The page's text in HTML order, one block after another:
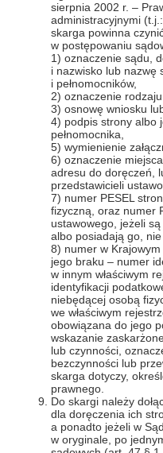
sierpnia 2002 r. –
administracyjnymi
skarga powinna
w postępowaniu
1) oznaczenie sądu,
i nazwisko lub nazwę
i pełnomocników,
2) oznaczenie rodzaju
3) osnowę wniosku
4) podpis strony albo
pełnomocnika,
5) wymienienie
6) oznaczenie
adresu do doręczeń,
przedstawicieli
7) numer PESEL
fizyczną, oraz numer
ustawowego, jeżeli
albo posiadają go,
8) numer w
jego braku – numer
w innym właściwym
identyfikacji
niebędącej osobą
we właściwym
obowiązana do jego
wskazanie
lub czynności,
bezczynności lub
skarga dotyczy,
prawnego.
Do skargi należy
dla doręczenia ich
a ponadto jeżeli w
w oryginale, po